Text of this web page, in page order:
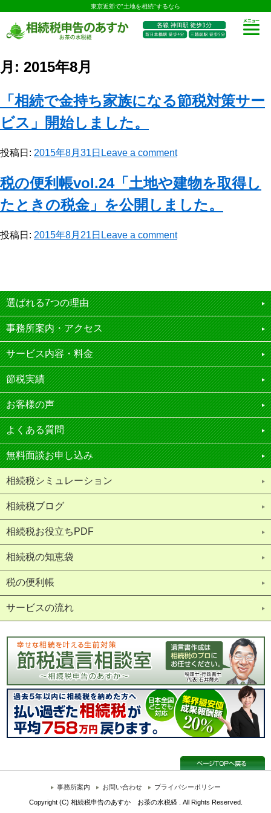
東京近郊で"土地を相続"するなら
月: 2015年8月
「相続で金持ち家族になる節税対策サー
ビス」開始しました。
投稿日: 2015年8月31日 Leave a comment
税の便利帳vol.24「土地や建物を取得し
たときの税金」を公開しました。
投稿日: 2015年8月21日 Leave a comment
選ばれる7つの理由
事務所案内・アクセス
サービス内容・料金
節税実績
お客様の声
よくある質問
無料面談お申し込み
相続税シミュレーション
相続税ブログ
相続税お役立ちPDF
相続税の知恵袋
税の便利帳
サービスの流れ
事務所案内 お問い合わせ プライバシーポリシー
Copyright (C) 相続税申告のあすか お茶の水税経 . All Rights Reserved.